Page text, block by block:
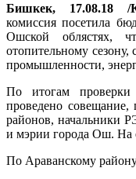
Бишкек, 17.08.18 /
комиссия посетила
Ошской облястях,
отопительному
промышленности,
По итогам
проведено совещание,
районов, начальники
и мэрии города Ош. На
По Араванскому